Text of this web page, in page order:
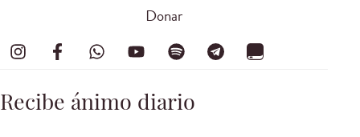
Donar
Recibe ánimo diario